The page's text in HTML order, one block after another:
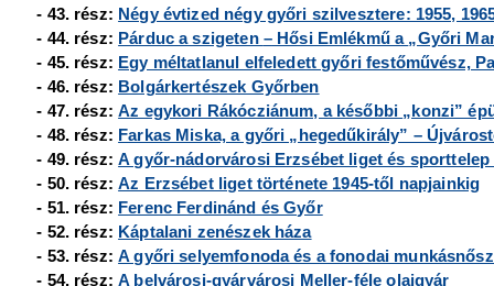
- 43. rész: Négy évtized négy győri szilvesztere: 1955,
- 44. rész: Párduc a szigeten –Hősi Emlékmű a „Győri
- 45. rész: Egy méltatlanul elfeledett győri festőművész,
- 46. rész: Bolgárkertészek Győrben
- 47. rész:Az egykori Rákócziánum, a későbbi „konzi”
- 48. rész: Farkas Miska, a győri „hegedűkirály” –
- 49. rész:A győr-nádorvárosi Erzsébet liget és
- 50. rész:Az Erzsébet liget története 1945-től napjainkig
- 51. rész: Ferenc Ferdinánd és Győr
- 52. rész: Káptalani zenészek háza
- 53. rész:A győri selyemfonoda és a fonodai
- 54. rész:A belvárosi-gyárvárosi Meller-féle olajgyár